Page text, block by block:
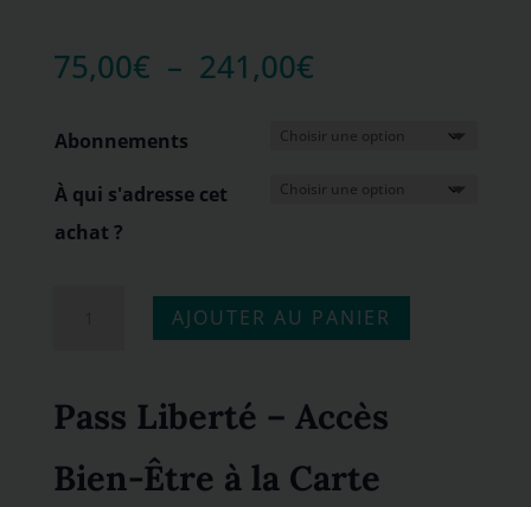
75,00€ – 241,00€Plage
prix :
75,00€
Abonnements
À qui s'adresse cet
achat ?
liberté"
10h,
AJOUTER AU PANIER
Pass Liberté – Accès
Bien-Être à la Carte